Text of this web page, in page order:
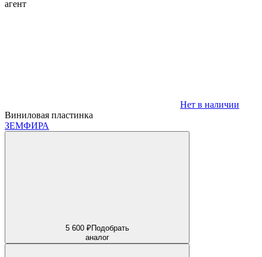
агент
Нет в наличии
Виниловая пластинка
ЗЕМФИРА
5 600 ₽Подобрать
аналог